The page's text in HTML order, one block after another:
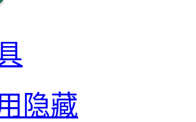
隐藏